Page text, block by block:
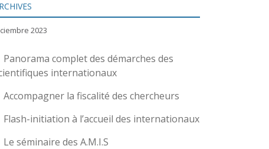
2023
Panorama complet des démarches des
internationaux
Accompagner la fiscalité des chercheurs
Flash-initiation à l’accueil des internationaux
Le séminaire des A.M.I.S